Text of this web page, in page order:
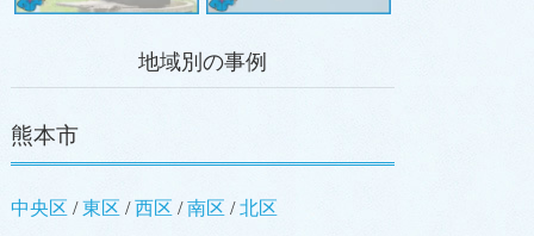
地域別の事例
熊本市
中央区 東区 西区 南区 北区